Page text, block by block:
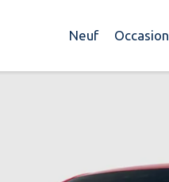
Neuf Occasion